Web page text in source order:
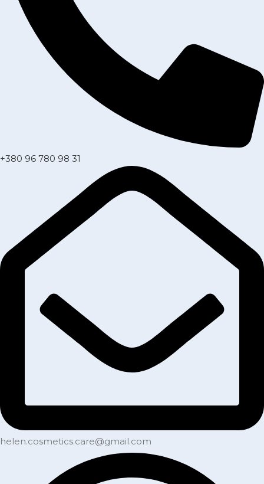
+380 96 780 98 31
helen.cosmetics.care@gmail.com